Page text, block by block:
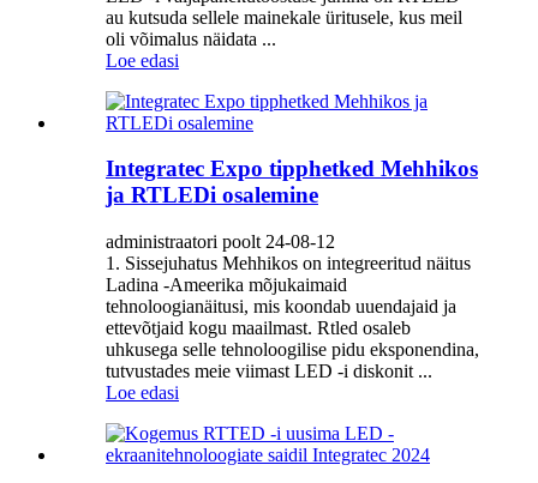
au kutsuda sellele mainekale üritusele, kus meil
oli võimalus näidata ...
Loe edasi
Integratec Expo tipphetked Mehhikos
ja RTLEDi osalemine
administraatori poolt 24-08-12
1. Sissejuhatus Mehhikos on integreeritud näitus
Ladina -Ameerika mõjukaimaid
tehnoloogianäitusi, mis koondab uuendajaid ja
ettevõtjaid kogu maailmast. Rtled osaleb
uhkusega selle tehnoloogilise pidu eksponendina,
tutvustades meie viimast LED -i diskonit ...
Loe edasi